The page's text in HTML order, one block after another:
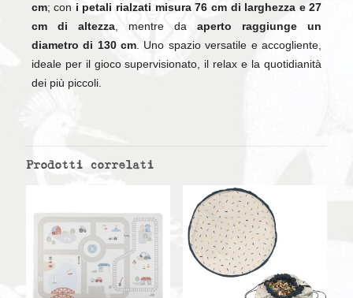
cm; con i petali rialzati misura 76 cm di larghezza e 27
cm di altezza, mentre daaperto raggiunge un
diametro di 130 cm. Uno spazio versatile e accogliente,
ideale per il gioco supervisionato, il relax e la quotidianità
dei più piccoli.
Prodotti correlati